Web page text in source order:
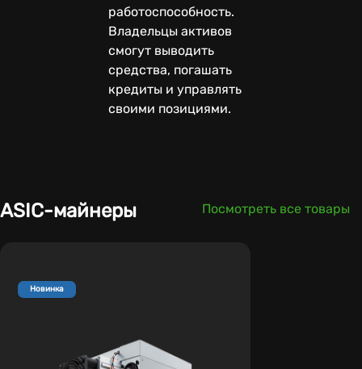
работоспособность.
Владельцы активов
смогут выводить
средства, погашать
кредиты и управлять
своими позициями.
ASIC-майнеры Посмотреть все товары
Новинка